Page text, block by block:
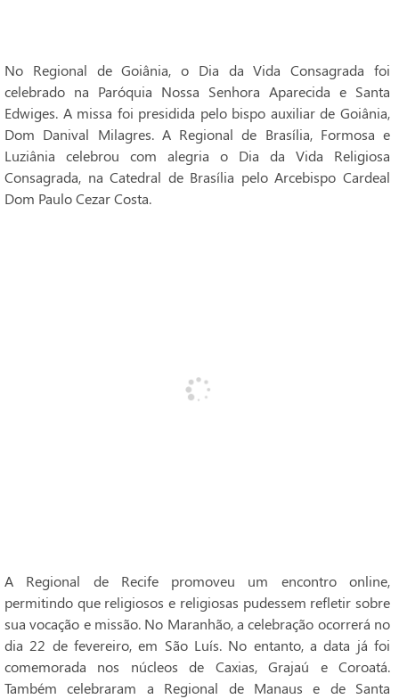
No Regional de Goiânia, o Dia da Vida Consagrada foi
celebrado na Paróquia Nossa Senhora Aparecida e Santa
Edwiges. A missa foi presidida pelo bispo auxiliar de Goiânia,
Dom Danival Milagres. A Regional de Brasília, Formosa e
Luziânia celebrou com alegria o Dia da Vida Religiosa
Consagrada, na Catedral de Brasília pelo Arcebispo Cardeal
Dom Paulo Cezar Costa.
A Regional de Recife promoveu um encontro online,
permitindo que religiosos e religiosas pudessem refletir sobre
sua vocação e missão. No Maranhão, a celebração ocorrerá no
dia 22 de fevereiro, em São Luís. No entanto, a data já foi
comemorada nos núcleos de Caxias, Grajaú e Coroatá.
Também celebraram a Regional de Manaus e de Santa